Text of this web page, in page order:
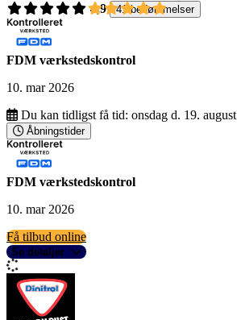
4,9
41 bedømmelser
FDM værkstedskontrol
10. mar 2026
Du kan tidligst få tid: onsdag d. 19. august
Åbningstider
FDM værkstedskontrol
10. mar 2026
Få tilbud online
Se detaljer